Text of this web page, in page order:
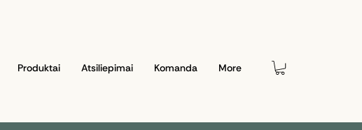
Produktai Atsiliepimai Komanda More